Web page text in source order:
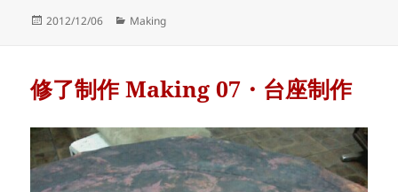
Posted
2012/12/06 Categories
Making
修了制作 Making 07・台座制作